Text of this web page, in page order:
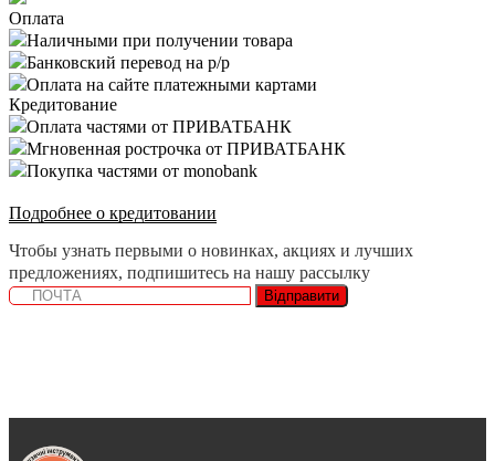
Оплата
Наличными при получении товара
Банковский перевод на р/р
Оплата на сайте платежными картами
Кредитование
Оплата частями от ПРИВАТБАНК
Мгновенная рострочка от ПРИВАТБАНК
Покупка частями от monobank
Подробнее о кредитовании
Чтобы узнать первыми о новинках, акциях и лучших
предложениях, подпишитесь на нашу рассылку
Відправити